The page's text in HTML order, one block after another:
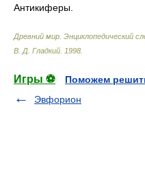
Антикиферы.
Древний мир. Энциклопедический
В. Д. Гладкий 1998
Игры ⚽
Поможем
Эвфорион